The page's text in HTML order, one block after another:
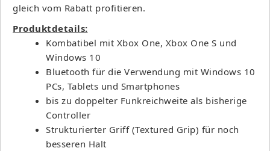
gleich vom Rabatt profitieren.
Produktdetails:
Kombatibel mit Xbox One, Xbox One S und
Windows 10
Bluetooth für die Verwendung mit Windows 10
PCs, Tablets und Smartphones
bis zu doppelter Funkreichweite als bisherige
Controller
Strukturierter Griff (Textured Grip) für noch
besseren Halt